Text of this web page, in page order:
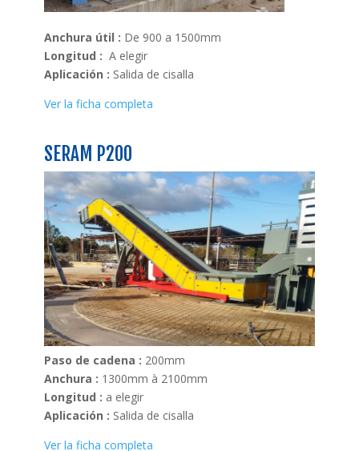
Anchura útil : De 900 a 1500mm
Longitud : A elegir
Aplicación : Salida de cisalla
Ver la ficha completa
SERAM P200
Paso de cadena : 200mm
Anchura : 1300mm à 2100mm
Longitud : a elegir
Aplicación : Salida de cisalla
Ver la ficha completa